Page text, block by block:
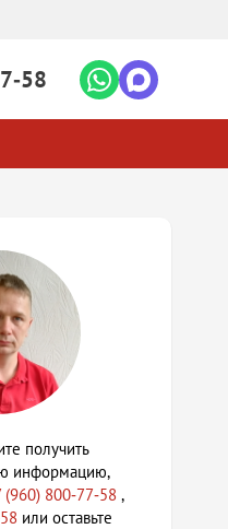
получить
информацию,
(960) 800‐77‐58 ,
или оставьте